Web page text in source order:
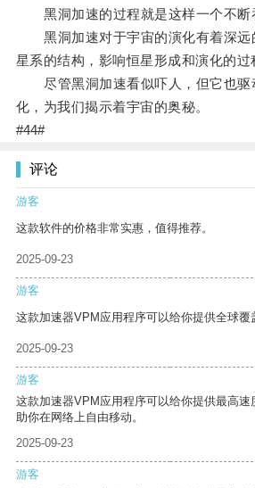
黑洞加速的过程就是这样一个不断
黑洞加速对于宇宙的演化有着深远
星系的结构，影响恒星形成和演化的过
尽管黑洞加速看似吓人，但它也驱
化，为我们揭示着宇宙的奥秘。
#44#
评论
游客
这款软件的价格非常实惠，值得推荐。
2025-09-23
游客
这款加速器VPM应用程序可以给你提供全球覆
2025-09-23
游客
这款加速器VPM应用程序可以给你提供最高
助你在网络上自由移动。
2025-09-23
游客